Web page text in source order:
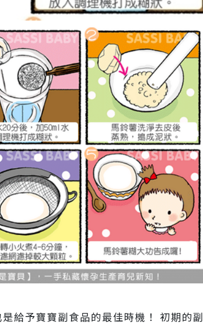
給予寶寶副食品的最佳時機！ 初期的副